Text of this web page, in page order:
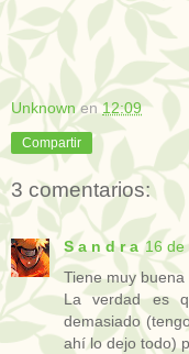
Unknown en12:09
Compartir
3 comentarios:
S a n d r a 16 de
Tiene muy
La verdad es
demasiado
ahí lo dejo todo)